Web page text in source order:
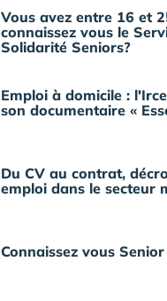
Vous avez entre 16 et
connaissez vous le
Solidarité Seniors?
Emploi à domicile :
son documentaire «
Du CV au contrat,
emploi dans le secteur
Connaissez vous